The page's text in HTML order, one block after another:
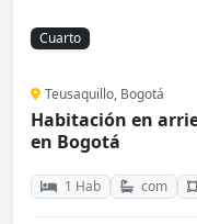
Cuarto
Teusaquillo, Bogotá
Habitación en
en Bogotá
1 Hab com